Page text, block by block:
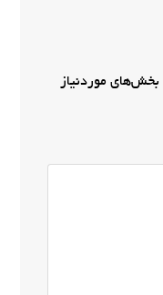
بخش‌های موردنیاز